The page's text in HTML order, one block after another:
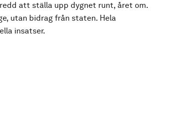
att ställa upp dygnet runt, året om.
utan bidrag från staten. Hela
insatser.